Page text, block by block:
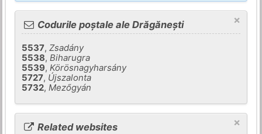
×
Codurile poștale ale Drăgănești
5537,Zsadány
5538, Biharugra
5539, Körösnagyharsány
5727, Újszalonta
5732, Mezőgyán
×
Related websites